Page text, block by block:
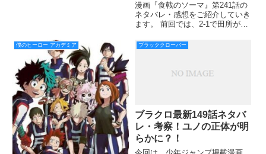
漫画『食戟のソーマ』第241話の
ネタバレ・感想をご紹介していき
ます。 前回では、2-1で田所が負
と呼ぶようになりましたね。 そ
すが。 ここで、ネタバ
僕のヒーロー アカデミア ブラッククローバー
ブラクロ最新149話ネタバ
レ・考察！ユノの正体が明
らかに？！